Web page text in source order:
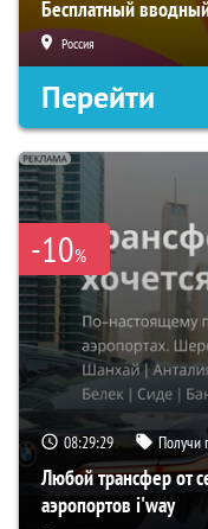
Бесплатный
Россия
Перейти
-10%
08:29:29 Получи
Любой трансфер от
аэропортов i'way